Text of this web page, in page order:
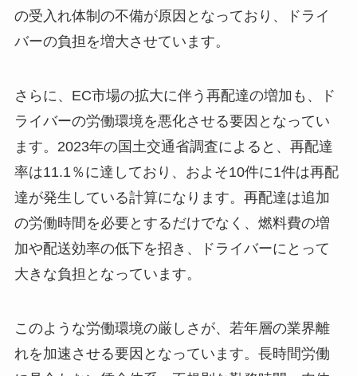
の受入れ体制の不備が原因となっており、ドライ
バーの負担を増大させています。
さらに、EC市場の拡大に伴う再配達の増加も、ド
ライバーの労働環境を悪化させる要因となってい
ます。2023年の国土交通省調査によると、再配達
率は11.1％に達しており、およそ10件に1件は再配
達が発生している計算になります。再配達は追加
の労働時間を必要とするだけでなく、燃料費の増
加や配送効率の低下を招き、ドライバーにとって
大きな負担となっています。
このような労働環境の厳しさが、若年層の業界離
れを加速させる要因となっています。長時間労働